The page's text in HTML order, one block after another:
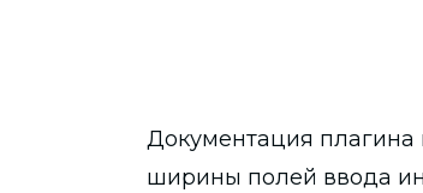
Документация плагина
ширины полей ввода